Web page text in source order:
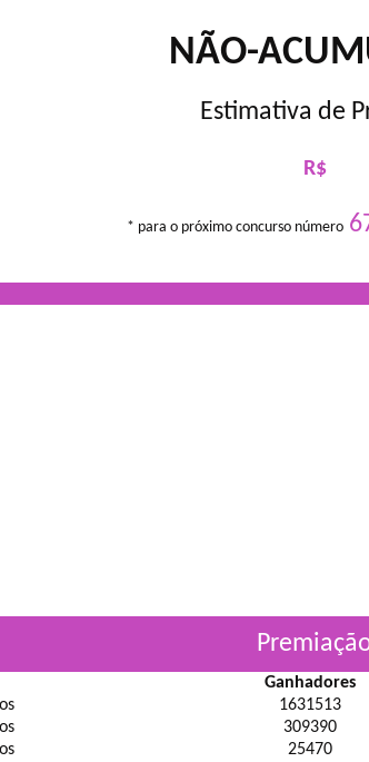
NÃO-
Estimativa de
R$
* para o próximo concurso número
Ganhadores
1631513
309390
25470